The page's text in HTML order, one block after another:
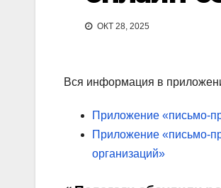
ОКТ 28, 2025
Вся информация в
Приложение «письмо-
Приложение «письмо-
организаций»